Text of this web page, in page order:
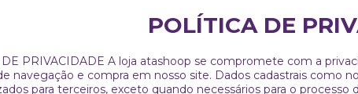
POLÍTICA DE
DE PRIVACIDADE A loja atashoop se compromete com a
navegação e compra em nosso site. Dados cadastrais como
para terceiros, exceto quando necessários para o processo